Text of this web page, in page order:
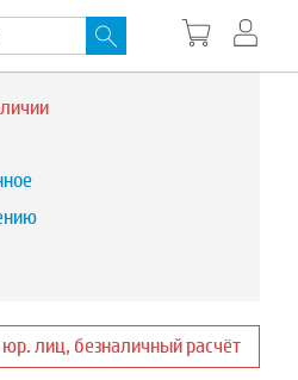
лиц, безналичный расчёт